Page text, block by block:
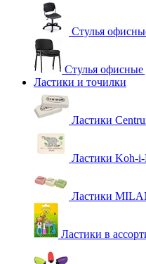
Стулья
Стулья офисные
Ластики и точилки
Ластики
Ластики Koh-
Ластики
Ластики в